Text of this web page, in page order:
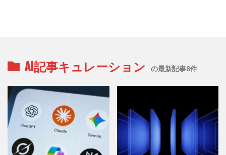
AI記事キュレーション の最新記事8件